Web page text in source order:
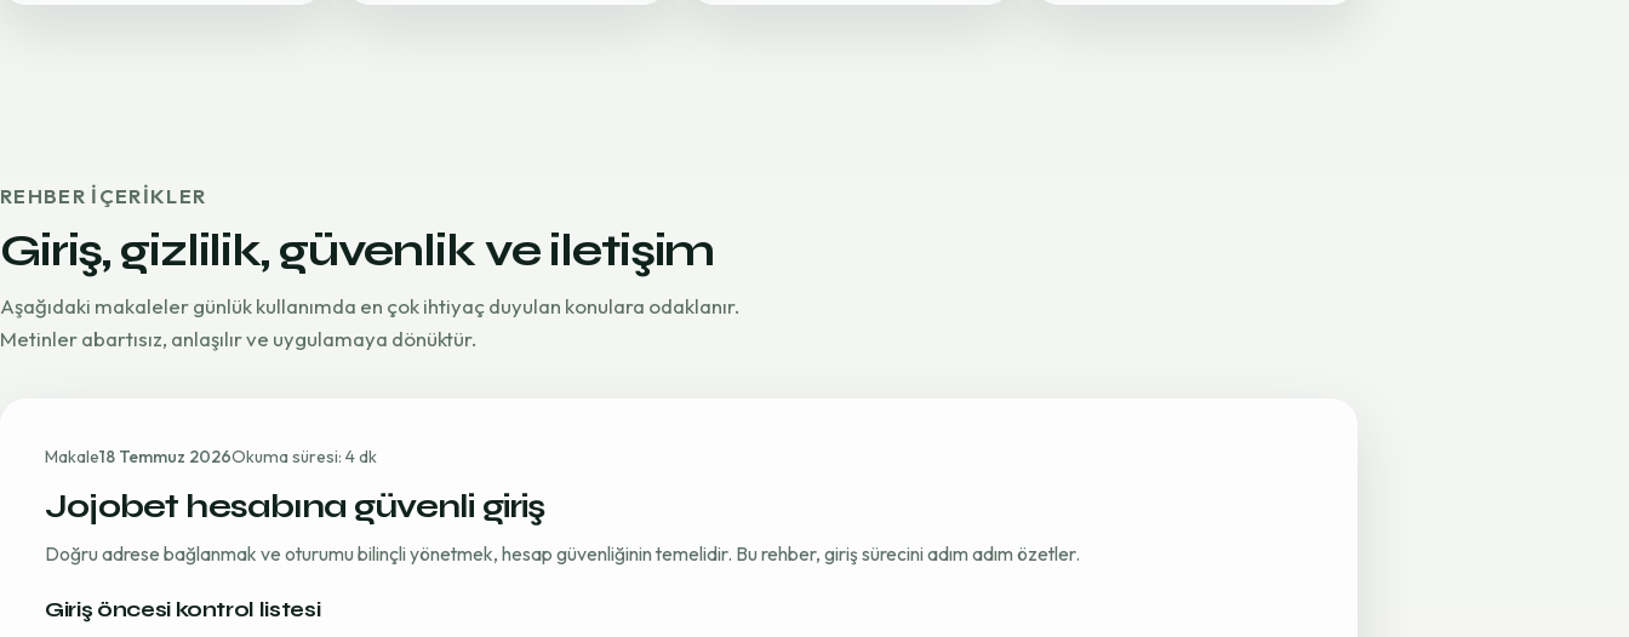
REHBER IÇERIKLER
Giriş, gizlilik, güvenlik ve iletişim
Aşağıdaki makaleler günlük kullanımda en çok ihtiyaç duyulan konulara odaklanır.
Metinler abartısız, anlaşılır ve uygulamaya dönüktür.
Makale18 Temmuz 2026Okuma süresi: 4 dk
Jojobet hesabına güvenli giriş
Doğru adrese bağlanmak ve oturumu bilinçli yönetmek, hesap güvenliğinin temelidir. Bu rehber, giriş sürecini adım adım özetler.
Giriş öncesi kontrol listesi